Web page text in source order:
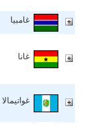
غامبيا
غانا
غواتيمالا